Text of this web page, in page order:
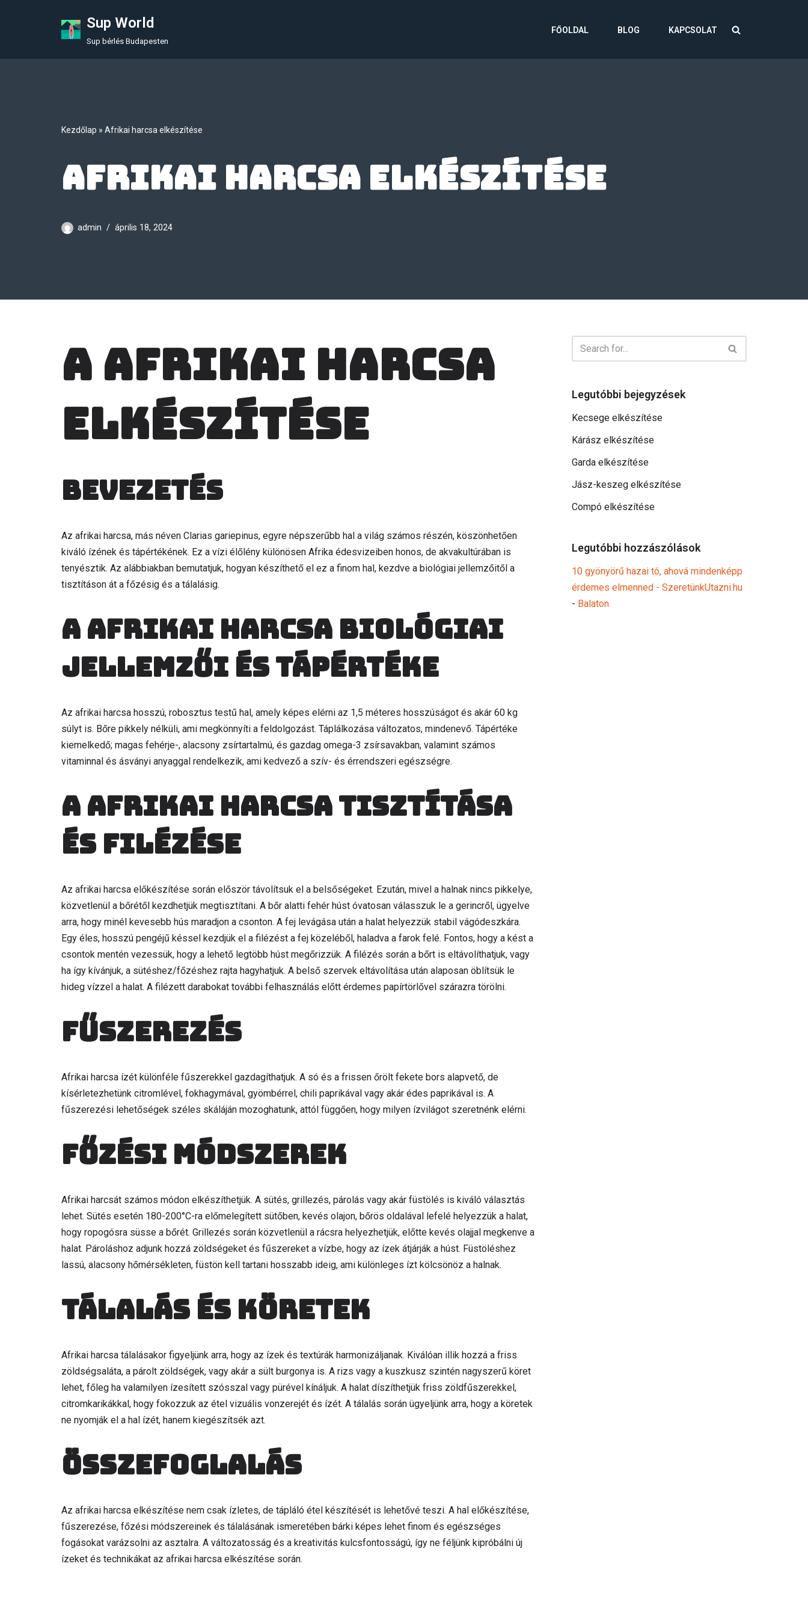
Sup World
Sup bérlés Budapesten
FŐOLDAL BLOG KAPCSOLAT
Kezdőlap » Afrikai harcsa elkészítése
Afrikai harcsa elkészítése
admin április 18, 2024
A Afrikai harcsa
elkészítése
Bevezetés
Az afrikai harcsa, más néven Clarias gariepinus, egyre népszerűbb hal a világ számos részén, köszönhetően
kiváló ízének és tápértékének. Ez a vízi élőlény különösen Afrika édesvizeiben honos, de akvakultúrában is
tenyésztik. Az alábbiakban bemutatjuk, hogyan készíthető el ez a finom hal, kezdve a biológiai jellemzőitől a
tisztításon át a főzésig és a tálalásig.
A Afrikai harcsa biológiai
jellemzői és tápértéke
Az afrikai harcsa hosszú, robosztus testű hal, amely képes elérni az 1,5 méteres hosszúságot és akár 60 kg
súlyt is. Bőre pikkely nélküli, ami megkönnyíti a feldolgozást. Táplálkozása változatos, mindenevő. Tápértéke
kiemelkedő; magas fehérje-, alacsony zsírtartalmú, és gazdag omega-3 zsírsavakban, valamint számos
vitaminnal és ásványi anyaggal rendelkezik, ami kedvező a szív- és érrendszeri egészségre.
A Afrikai harcsa tisztítása
és filézése
Az afrikai harcsa előkészítése során először távolítsuk el a belsőségeket. Ezután, mivel a halnak nincs pikkelye,
közvetlenül a bőrétől kezdhetjük megtisztítani. A bőr alatti fehér húst óvatosan válasszuk le a gerincről, ügyelve
arra, hogy minél kevesebb hús maradjon a csonton. A fej levágása után a halat helyezzük stabil vágódeszkára.
Egy éles, hosszú pengéjű késsel kezdjük el a filézést a fej közeléből, haladva a farok felé. Fontos, hogy a kést a
csontok mentén vezessük, hogy a lehető legtöbb húst megőrizzük. A filézés során a bőrt is eltávolíthatjuk, vagy
ha így kívánjuk, a sütéshez/főzéshez rajta hagyhatjuk. A belső szervek eltávolítása után alaposan öblítsük le
hideg vízzel a halat. A filézett darabokat további felhasználás előtt érdemes papírtörlővel szárazra törölni.
Fűszerezés
Afrikai harcsa ízét különféle fűszerekkel gazdagíthatjuk. A só és a frissen őrölt fekete bors alapvető, de
kísérletezhetünk citromlével, fokhagymával, gyömbérrel, chili paprikával vagy akár édes paprikával is. A
fűszerezési lehetőségek széles skáláján mozoghatunk, attól függően, hogy milyen ízvilágot szeretnénk elérni.
Főzési módszerek
Afrikai harcsát számos módon elkészíthetjük. A sütés, grillezés, párolás vagy akár füstölés is kiváló választás
lehet. Sütés esetén 180-200°C-ra előmelegített sütőben, kevés olajon, bőrös oldalával lefelé helyezzük a halat,
hogy ropogósra süsse a bőrét. Grillezés során közvetlenül a rácsra helyezhetjük, előtte kevés olajjal megkenve a
halat. Pároláshoz adjunk hozzá zöldségeket és fűszereket a vízbe, hogy az ízek átjárják a húst. Füstöléshez
lassú, alacsony hőmérsékleten, füstön kell tartani hosszabb ideig, ami különleges ízt kölcsönöz a halnak.
Tálalás és köretek
Afrikai harcsa tálalásakor figyeljünk arra, hogy az ízek és textúrák harmonizáljanak. Kiválóan illik hozzá a friss
zöldségsaláta, a párolt zöldségek, vagy akár a sült burgonya is. A rizs vagy a kuszkusz szintén nagyszerű köret
lehet, főleg ha valamilyen ízesített szósszal vagy pürével kínáljuk. A halat díszíthetjük friss zöldfűszerekkel,
citromkarikákkal, hogy fokozzuk az étel vizuális vonzerejét és ízét. A tálalás során ügyeljünk arra, hogy a köretek
ne nyomják el a hal ízét, hanem kiegészítsék azt.
Összefoglalás
Az afrikai harcsa elkészítése nem csak ízletes, de tápláló étel készítését is lehetővé teszi. A hal előkészítése,
fűszerezése, főzési módszereinek és tálalásának ismeretében bárki képes lehet finom és egészséges
fogásokat varázsolni az asztalra. A változatosság és a kreativitás kulcsfontosságú, így ne féljünk kipróbálni új
ízeket és technikákat az afrikai harcsa elkészítése során.
Legutóbbi bejegyzések
Kecsege elkészítése
Kárász elkészítése
Garda elkészítése
Jász-keszeg elkészítése
Compó elkészítése
Legutóbbi hozzászólások
10 gyönyörű hazai tó, ahová mindenképp
érdemes elmenned - SzeretünkUtazni.hu
- Balaton